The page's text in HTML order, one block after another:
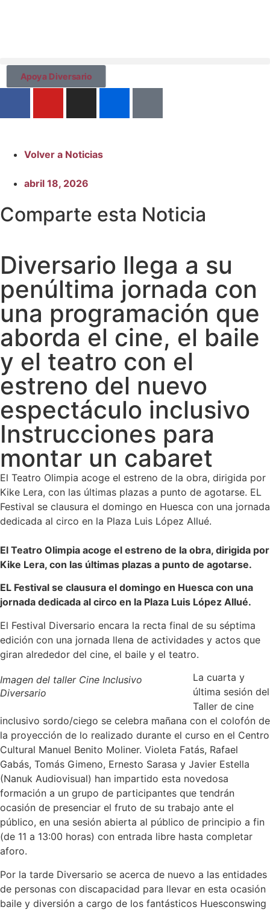
Apoya Diversario
Volver a Noticias
abril 18, 2026
Comparte esta Noticia
Diversario llega a su
penúltima jornada con
una programación que
aborda el cine, el baile
y el teatro con el
estreno del nuevo
espectáculo inclusivo
Instrucciones para
montar un cabaret
El Teatro Olimpia acoge el estreno de la obra, dirigida por
Kike Lera, con las últimas plazas a punto de agotarse. EL
Festival se clausura el domingo en Huesca con una jornada
dedicada al circo en la Plaza Luis López Allué.
El Teatro Olimpia acoge el estreno de la obra, dirigida por
Kike Lera, con las últimas plazas a punto de agotarse.
EL Festival se clausura el domingo en Huesca con una
jornada dedicada al circo en la Plaza Luis López Allué.
El Festival Diversario encara la recta final de su séptima
edición con una jornada llena de actividades y actos que
giran alrededor del cine, el baile y el teatro.
Imagen del taller Cine Inclusivo
Diversario
La cuarta y
última sesión del
Taller de cine
inclusivo sordo/ciego se celebra mañana con el colofón de
la proyección de lo realizado durante el curso en el Centro
Cultural Manuel Benito Moliner. Violeta Fatás, Rafael
Gabás, Tomás Gimeno, Ernesto Sarasa y Javier Estella
(Nanuk Audiovisual) han impartido esta novedosa
formación a un grupo de participantes que tendrán
ocasión de presenciar el fruto de su trabajo ante el
público, en una sesión abierta al público de principio a fin
(de 11 a 13:00 horas) con entrada libre hasta completar
aforo.
Por la tarde Diversario se acerca de nuevo a las entidades
de personas con discapacidad para llevar en esta ocasión
baile y diversión a cargo de los fantásticos Huesconswing